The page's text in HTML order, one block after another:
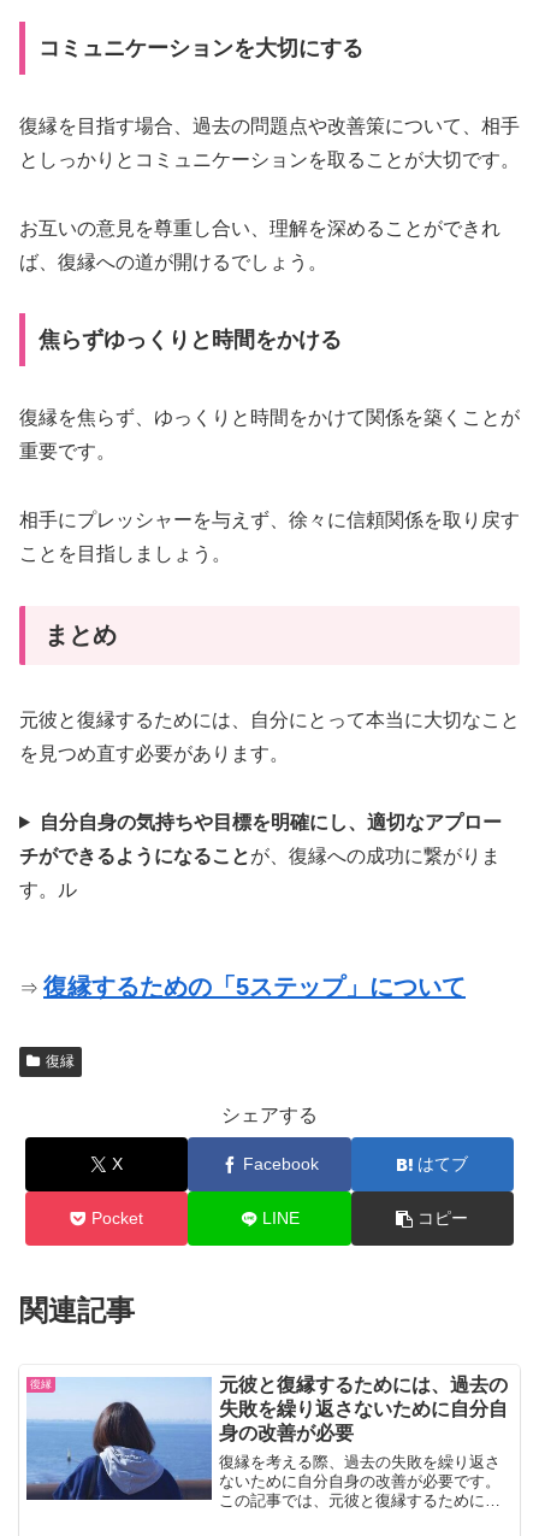
コミュニケーションを大切にする
復縁を目指す場合、過去の問題点や改善策について、相手
としっかりとコミュニケーションを取ることが大切です。
お互いの意見を尊重し合い、理解を深めることができれ
ば、復縁への道が開けるでしょう。
焦らずゆっくりと時間をかける
復縁を焦らず、ゆっくりと時間をかけて関係を築くことが
重要です。
相手にプレッシャーを与えず、徐々に信頼関係を取り戻す
ことを目指しましょう。
まとめ
元彼と復縁するためには、自分にとって本当に大切なこと
を見つめ直す必要があります。
自分自身の気持ちや目標を明確にし、適切なアプロー
チができるようになることが、復縁への成功に繋がりま
す。ル
⇒ 復縁するための「5ステップ」について
復縁
シェアする
X Facebook はてブ
Pocket LINE コピー
関連記事
復縁
元彼と復縁するためには、過去の
失敗を繰り返さないために自分自
身の改善が必要
復縁を考える際、過去の失敗を繰り返さ
ないために自分自身の改善が必要です。
この記事では、元彼と復縁するために、